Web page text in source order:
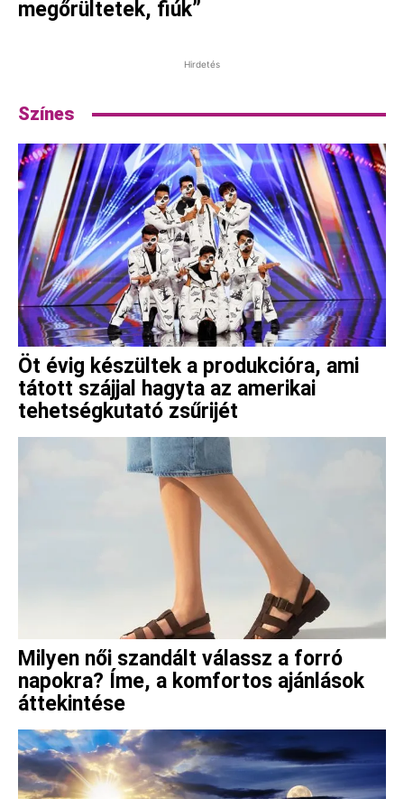
megőrültetek, fiúk”
Hirdetés
Színes
Öt évig készültek a produkcióra, ami
tátott szájjal hagyta az amerikai
tehetségkutató zsűrijét
Milyen női szandált válassz a forró
napokra? Íme, a komfortos ajánlások
áttekintése